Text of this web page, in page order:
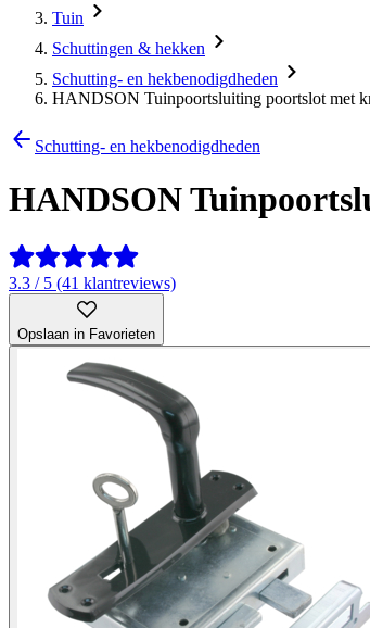
Tuin
Schuttingen & hekken
Schutting- en hekbenodigdheden
HANDSON Tuinpoortsluiting poortslot met
Schutting- en hekbenodigdheden
HANDSON
3.3 / 5 (41 klantreviews)
Opslaan in Favorieten